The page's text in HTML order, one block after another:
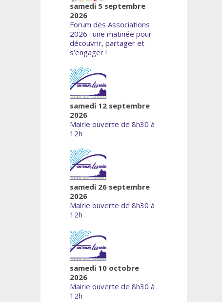
samedi 5 septembre
2026
Forum des Associations
2026 : une matinée pour
découvrir, partager et
s’engager !
samedi 12 septembre
2026
Mairie ouverte de 8h30 à
12h
samedi 26 septembre
2026
Mairie ouverte de 8h30 à
12h
samedi 10 octobre
2026
Mairie ouverte de 8h30 à
12h